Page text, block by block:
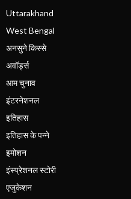
Uttarakhand
West Bengal
अनसुने किस्से
अवॉर्ड्स
आम चुनाव
इंटरनेशनल
इतिहास
इतिहास के पन्ने
इमोशन
इंस्प्रेशनल स्टोरी
एजुकेशन